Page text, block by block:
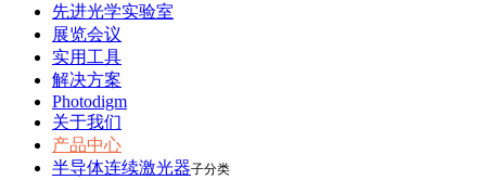
先进光学实验室
展览会议
实用工具
解决方案
Photodigm
关于我们
产品中心
半导体连续激光器子分类